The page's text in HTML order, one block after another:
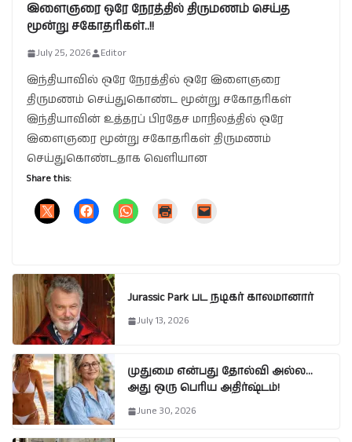
இளைஞரை ஒரே நேரத்தில் திருமணம் செய்த
மூன்று சகோதரிகள்..!!
July 25, 2026 Editor
இந்தியாவில் ஒரே நேரத்தில் ஒரே இளைஞரை
திருமணம் செய்துகொண்ட மூன்று சகோதரிகள்
இந்தியாவின் உத்தரப் பிரதேச மாநிலத்தில் ஒரே
இளைஞரை மூன்று சகோதரிகள் திருமணம்
செய்துகொண்டதாக வெளியான
Share this:
Jurassic Park பட நடிகர் காலமானார்
July 13, 2026
முதுமை என்பது தோல்வி அல்ல…
அது ஒரு பெரிய அதிர்ஷ்டம்!
June 30, 2026